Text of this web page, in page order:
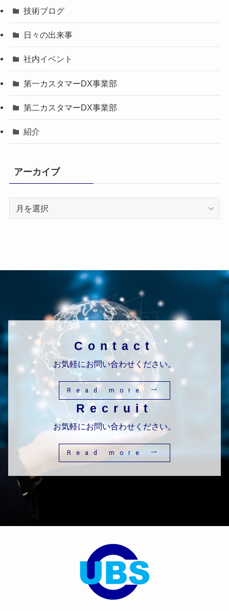
技術ブログ
日々の出来事
社内イベント
第一カスタマーDX事業部
第二カスタマーDX事業部
紹介
アーカイブ
Contact
お気軽にお問い合わせください。
Read more
Recruit
お気軽にお問い合わせください。
Read more